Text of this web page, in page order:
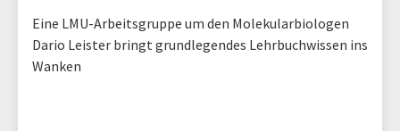
Eine LMU-Arbeitsgruppe um den Molekularbiologen
Dario Leister bringt grundlegendes Lehrbuchwissen ins
Wanken